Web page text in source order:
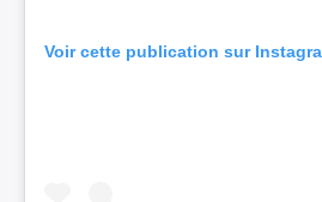
Voir cette publication sur